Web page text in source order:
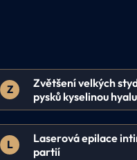
Z
Zvětšení velkých
pysků kyselinou
L
Laserová epilace
partií